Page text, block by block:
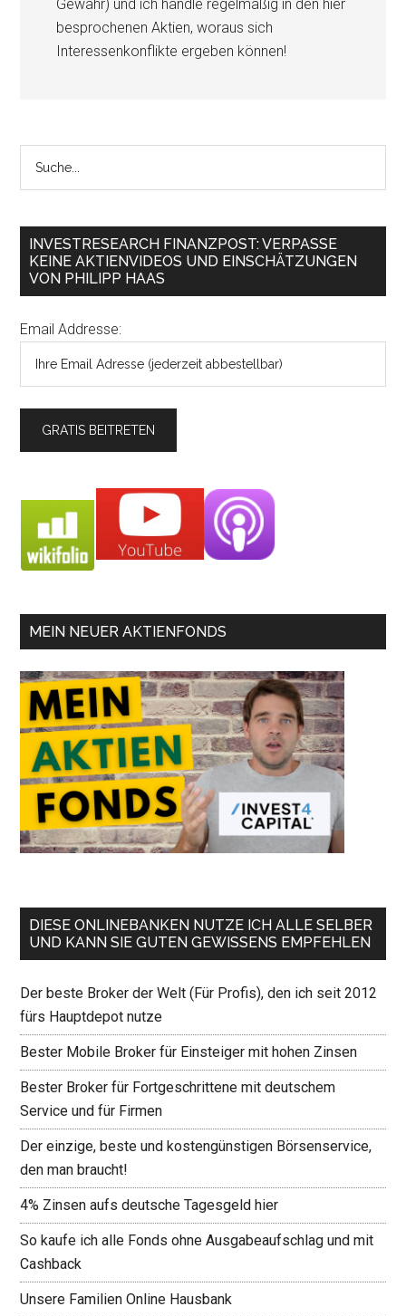
Gewähr) und ich handle regelmäßig in den hier
besprochenen Aktien, woraus sich
Interessenkonflikte ergeben können!
INVESTRESEARCH FINANZPOST: VERPASSE
KEINE AKTIENVIDEOS UND EINSCHÄTZUNGEN
VON PHILIPP HAAS
Email Addresse:
MEIN NEUER AKTIENFONDS
DIESE ONLINEBANKEN NUTZE ICH ALLE SELBER
UND KANN SIE GUTEN GEWISSENS EMPFEHLEN
Der beste Broker der Welt (Für Profis), den ich seit 2012
fürs Hauptdepot nutze
Bester Mobile Broker für Einsteiger mit hohen Zinsen
Bester Broker für Fortgeschrittene mit deutschem
Service und für Firmen
Der einzige, beste und kostengünstigen Börsenservice,
den man braucht!
4% Zinsen aufs deutsche Tagesgeld hier
So kaufe ich alle Fonds ohne Ausgabeaufschlag und mit
Cashback
Unsere Familien Online Hausbank